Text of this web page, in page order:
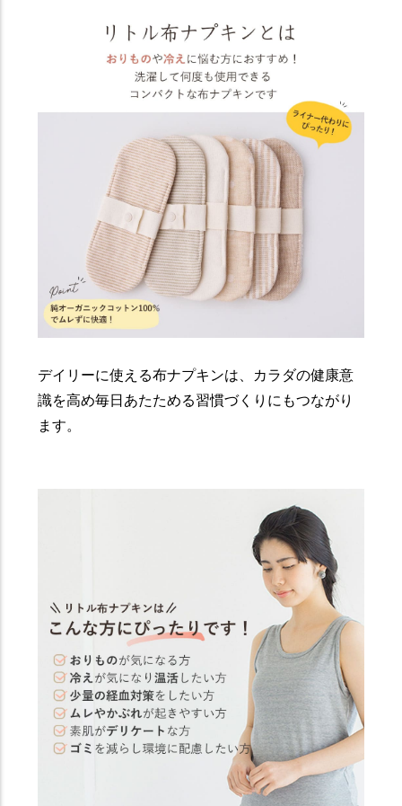
デイリーに使える布ナプキンは、カラダの健康意
識を高め毎日あたためる習慣づくりにもつながり
ます。